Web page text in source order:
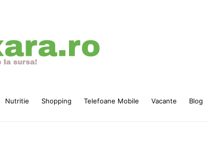
Nutritie Shopping Telefoane Mobile Vacante Blog